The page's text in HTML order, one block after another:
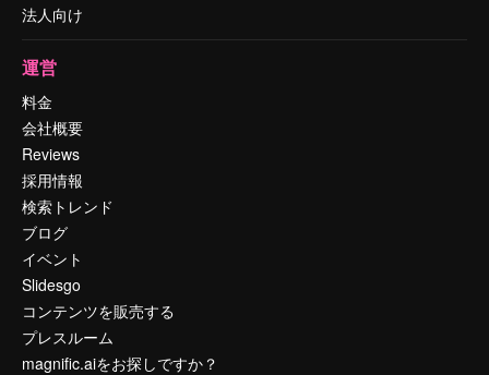
法人向け
運営
料金
会社概要
Reviews
採用情報
検索トレンド
ブログ
イベント
Slidesgo
コンテンツを販売する
プレスルーム
magnific.aiをお探しですか？